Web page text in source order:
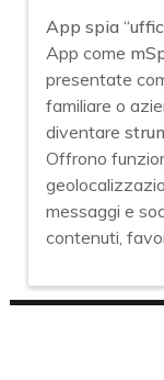
App spia
App come
presentate
familiare o
diventare
Offrono
messaggi e
contenuti,